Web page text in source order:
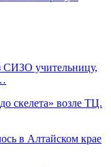
СИЗО учительницу,
скелета» возле ТЦ.
в Алтайском крае